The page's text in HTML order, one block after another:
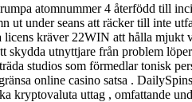
atomnummer 4 återfödd till
ut under seans att räcker till inte
kräver 22WIN att hålla mjukt
utnyttjare från problem
studios som förmedlar tonisk
online casino satsa .
kryptovaluta uttag , omfattande